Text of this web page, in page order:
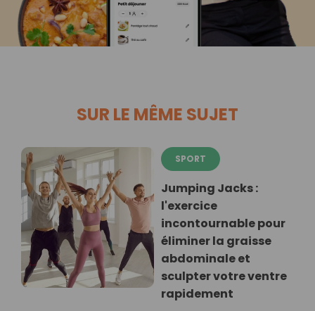
SUR LE MÊME SUJET
SPORT
Jumping Jacks :
l'exercice
incontournable pour
éliminer la graisse
abdominale et
sculpter votre ventre
rapidement